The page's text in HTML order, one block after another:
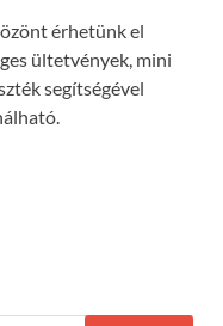
érhetünk el
ültetvények, mini
segítségével